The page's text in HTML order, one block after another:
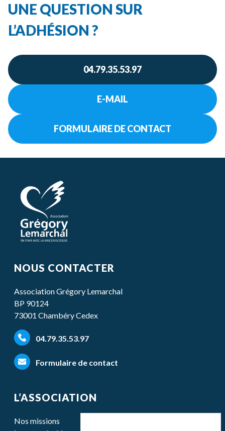
UNE QUESTION SUR
L’ADHÉSION ?
04.79.35.53.97
E-MAIL
FORMULAIRE DE CONTACT
NOUS CONTACTER
Association Grégory Lemarchal
BP 90124
73001 Chambéry Cedex
04.79.35.53.97
Formulaire de contact
L’ASSOCIATION
Nos missions